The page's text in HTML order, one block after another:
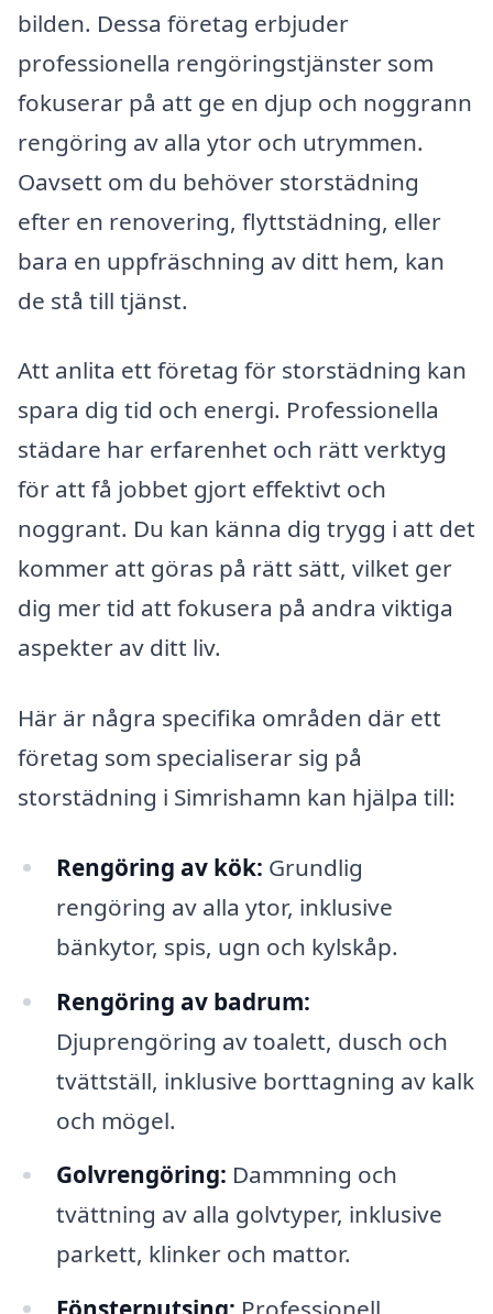
bilden. Dessa företag erbjuder
professionella rengöringstjänster som
fokuserar på att ge en djup och noggrann
rengöring av alla ytor och utrymmen.
Oavsett om du behöver storstädning
efter en renovering, flyttstädning, eller
bara en uppfräschning av ditt hem, kan
de stå till tjänst.
Att anlita ett företag för storstädning kan
spara dig tid och energi. Professionella
städare har erfarenhet och rätt verktyg
för att få jobbet gjort effektivt och
noggrant. Du kan känna dig trygg i att det
kommer att göras på rätt sätt, vilket ger
dig mer tid att fokusera på andra viktiga
aspekter av ditt liv.
Här är några specifika områden där ett
företag som specialiserar sig på
storstädning i Simrishamn kan hjälpa till:
Rengöring av kök: Grundlig
rengöring av alla ytor, inklusive
bänkytor, spis, ugn och kylskåp.
Rengöring av badrum:
Djuprengöring av toalett, dusch och
tvättställ, inklusive borttagning av kalk
och mögel.
Golvrengöring: Dammning och
tvättning av alla golvtyper, inklusive
parkett, klinker och mattor.